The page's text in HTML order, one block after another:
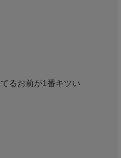
るお前が1番キツい